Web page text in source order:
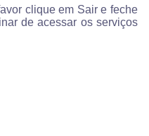
clique em Sair e feche
de acessar os serviços